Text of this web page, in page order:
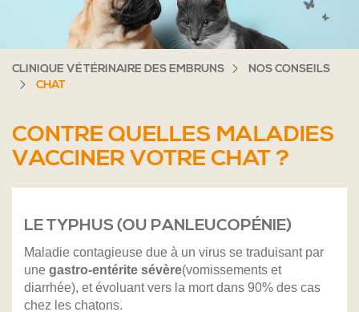
CLINIQUE VÉTÉRINAIRE DES EMBRUNS
NOS CONSEILS
CHAT
CONTRE QUELLES MALADIES
VACCINER VOTRE CHAT ?
LE TYPHUS (OU PANLEUCOPÉNIE)
Maladie contagieuse due à un virus se traduisant par
une gastro-entérite sévère(vomissements et
diarrhée), et évoluant vers la mort dans 90% des cas
chez les chatons.